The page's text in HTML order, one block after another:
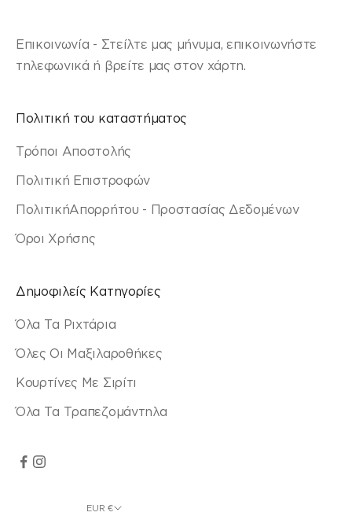
Επικοινωνία - Στείλτε μας μήνυμα, επικοινωνήστε
τηλεφωνικά ή βρείτε μας στον χάρτη.
Πολιτική του καταστήματος
Τρόποι Αποστολής
Πολιτική Επιστροφών
ΠολιτικήΑπορρήτου - Προστασίας Δεδομένων
Όροι Χρήσης
Δημοφιλείς Κατηγορίες
Όλα Τα Ριχτάρια
Όλες Οι Μαξιλαροθήκες
Κουρτίνες Με Σιρίτι
Όλα Τα Τραπεζομάντηλα
EUR €